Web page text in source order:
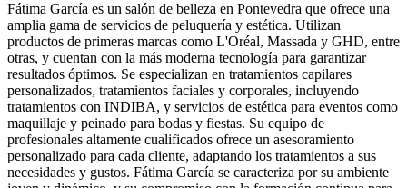
Fátima García es un salón de belleza en Pontevedra que ofrece una
amplia gama de servicios de peluquería y estética. Utilizan
productos de primeras marcas como L'Oréal, Massada y GHD, entre
otras, y cuentan con la más moderna tecnología para garantizar
resultados óptimos. Se especializan en tratamientos capilares
personalizados, tratamientos faciales y corporales, incluyendo
tratamientos con INDIBA, y servicios de estética para eventos como
maquillaje y peinado para bodas y fiestas. Su equipo de
profesionales altamente cualificados ofrece un asesoramiento
personalizado para cada cliente, adaptando los tratamientos a sus
necesidades y gustos. Fátima García se caracteriza por su ambiente